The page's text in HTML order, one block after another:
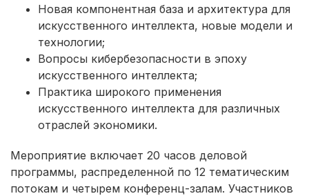
Новая компонентная база и архитектура для
искусственного интеллекта, новые модели и
технологии;
Вопросы кибербезопасности в эпоху
искусственного интеллекта;
Практика широкого применения
искусственного интеллекта для различных
отраслей экономики.
Мероприятие включает 20 часов деловой
программы, распределенной по 12 тематическим
потокам и четырем конференц-залам. Участников